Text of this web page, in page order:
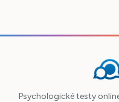
Psychologické testy